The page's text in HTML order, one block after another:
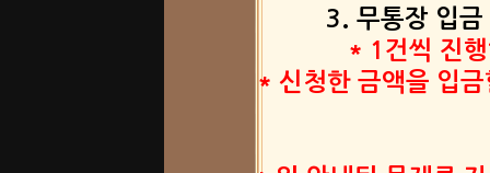
3. 무통장 입금
* 1건씩 진
* 신청한 금액을 입